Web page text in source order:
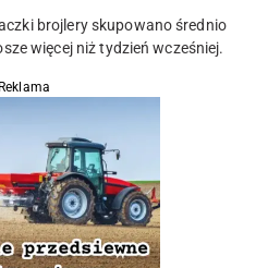
brojlery skupowano średnio
więcej niż tydzień wcześniej.
Reklama